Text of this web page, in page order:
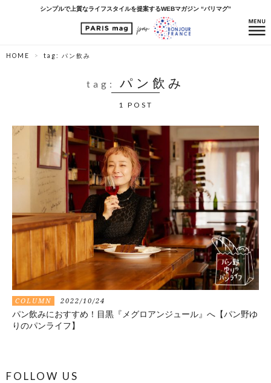
シンプルで上質なライフスタイルを提案するWEBマガジン “パリマグ”
HOME tag: パン飲み
tag: パン飲み
1 POST
COLUMN 2022/10/24
パン飲みにおすすめ！目黒『メグロアンジュール』へ【パン野ゆ
りのパンライフ】
FOLLOW US